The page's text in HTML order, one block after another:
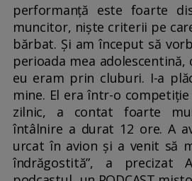
performanță este foarte
muncitor, niște criterii pe
bărbat. Și am început să
perioada mea adolescentină,
eu eram prin cluburi. I-a
mine. El era într-o
zilnic, a contat foarte
întâlnire a durat 12 ore. A
urcat în avion și a venit să
îndrăgostită”, a precizat